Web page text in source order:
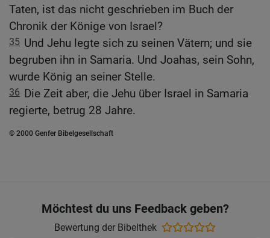
Taten, ist das nicht geschrieben im Buch der
Chronik der Könige von Israel?
35 Und Jehu legte sich zu seinen Vätern; und sie
begruben ihn in Samaria. Und Joahas, sein Sohn,
wurde König an seiner Stelle.
36 Die Zeit aber, die Jehu über Israel in Samaria
regierte, betrug 28 Jahre.
© 2000 Genfer Bibelgesellschaft
Möchtest du uns Feedback geben?
Bewertung der Bibelthek